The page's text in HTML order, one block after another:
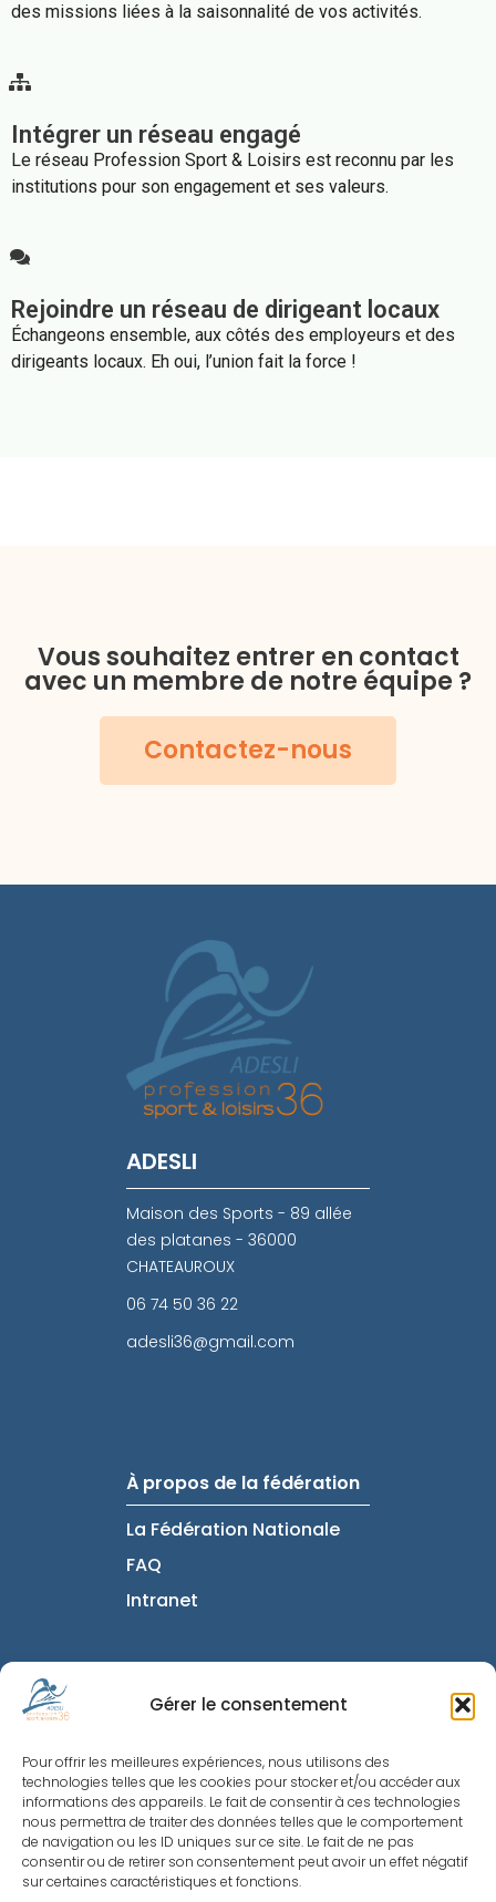
Gérer le consentement
Pour offrir les meilleures expériences, nous utilisons des
technologies telles que les cookies pour stocker et/ou accéder aux
informations des appareils. Le fait de consentir à ces technologies
nous permettra de traiter des données telles que le comportement
de navigation ou les ID uniques sur ce site. Le fait de ne pas
consentir ou de retirer son consentement peut avoir un effet négatif
sur certaines caractéristiques et fonctions.
des missions liées à la saisonnalité de vos activités.
Intégrer un réseau engagé
Le réseau Profession Sport & Loisirs est reconnu par les
institutions pour son engagement et ses valeurs.
Rejoindre un réseau de dirigeant locaux
Échangeons ensemble, aux côtés des employeurs et des
dirigeants locaux. Eh oui, l’union fait la force !
Vous souhaitez entrer en contact
avec un membre de notre équipe ?
Contactez-nous
ADESLI
Maison des Sports - 89 allée
des platanes - 36000
CHATEAUROUX
06 74 50 36 22
adesli36@gmail.com
À propos de la fédération
La Fédération Nationale
FAQ
Intranet
Informations utiles
Politique de
Confidentialité
Nous contacter
Politique de cookies